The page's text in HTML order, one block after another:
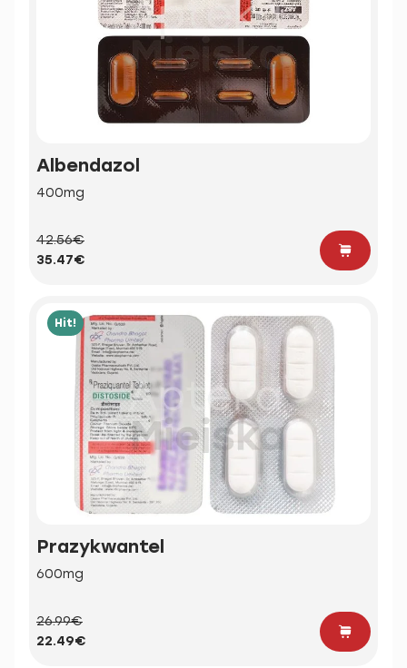
Albendazol
400mg
42.56€
35.47€
Hit!
Prazykwantel
600mg
26.99€
22.49€